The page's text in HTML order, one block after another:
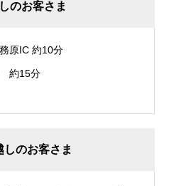
のお客さま
原IC 約10分
約15分
しのお客さま